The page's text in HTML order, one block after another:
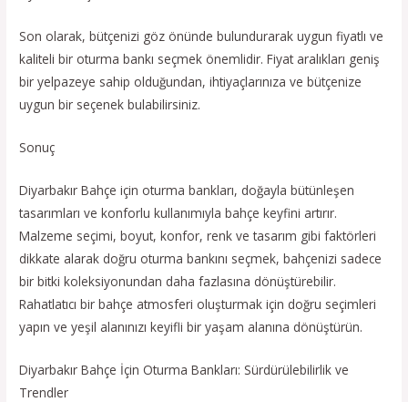
Son olarak, bütçenizi göz önünde bulundurarak uygun fiyatlı ve
kaliteli bir oturma bankı seçmek önemlidir. Fiyat aralıkları geniş
bir yelpazeye sahip olduğundan, ihtiyaçlarınıza ve bütçenize
uygun bir seçenek bulabilirsiniz.
Sonuç
Diyarbakır Bahçe için oturma bankları, doğayla bütünleşen
tasarımları ve konforlu kullanımıyla bahçe keyfini artırır.
Malzeme seçimi, boyut, konfor, renk ve tasarım gibi faktörleri
dikkate alarak doğru oturma bankını seçmek, bahçenizi sadece
bir bitki koleksiyonundan daha fazlasına dönüştürebilir.
Rahatlatıcı bir bahçe atmosferi oluşturmak için doğru seçimleri
yapın ve yeşil alanınızı keyifli bir yaşam alanına dönüştürün.
Diyarbakır Bahçe İçin Oturma Bankları: Sürdürülebilirlik ve
Trendler